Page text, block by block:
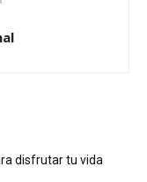
disfrutar tu vida